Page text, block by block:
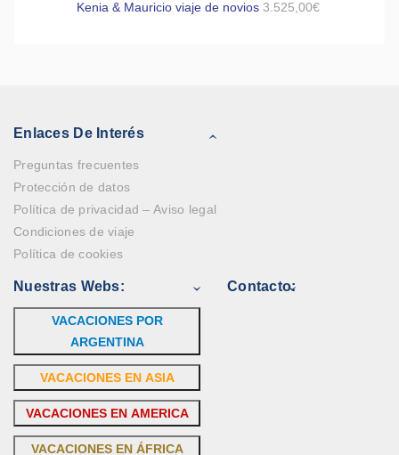
Kenia & Mauricio viaje de novios 3.525,00€
Enlaces De Interés
Preguntas frecuentes
Protección de datos
Política de privacidad – Aviso legal
Condiciones de viaje
Política de cookies
Nuestras Webs:
VACACIONES POR
ARGENTINA
VACACIONES EN ASIA
VACACIONES EN AMERICA
VACACIONES EN ÁFRICA
Contacto: